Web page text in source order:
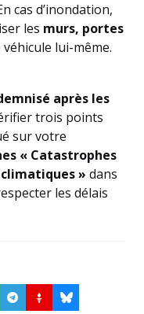
cas d’inondation,
les murs, portes
lui-même.
après les
trois points
sur votre
« Catastrophes
» dans
les délais